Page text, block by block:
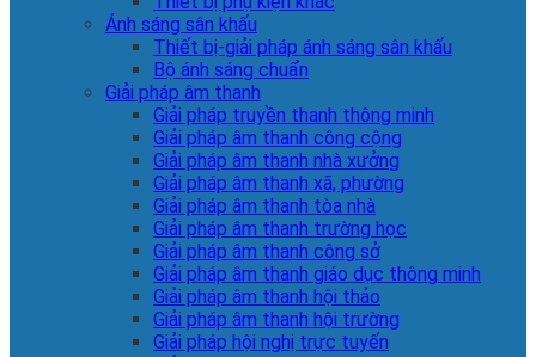
Ánh sáng sân khấu
Thiết bị-giải pháp ánh sáng sân khấu
Bộ ánh sáng chuẩn
Giải pháp âm thanh
Giải pháp truyền thanh thông minh
Giải pháp âm thanh công cộng
Giải pháp âm thanh nhà xưởng
Giải pháp âm thanh xã, phường
Giải pháp âm thanh tòa nhà
Giải pháp âm thanh trường học
Giải pháp âm thanh công sở
Giải pháp âm thanh giáo dục thông minh
Giải pháp âm thanh hội thảo
Giải pháp âm thanh hội trường
Giải pháp hội nghị trực tuyến